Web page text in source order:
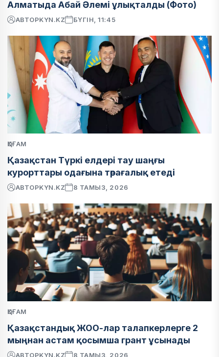
Алматыда Абай Әлемі ұлықталды (Фото)
АВТОРKYN.KZ БҮГІН, 11:45
ҚОҒАМ
Қазақстан Түркі елдері тау шаңғы
курорттары одағына төрағалық етеді
АВТОРKYN.KZ 8 ТАМЫЗ, 2026
ҚОҒАМ
Қазақстандық ЖОО-лар талапкерлерге 2
мыңнан астам қосымша грант ұсынады
АВТОРKYN.KZ 8 ТАМЫЗ, 2026